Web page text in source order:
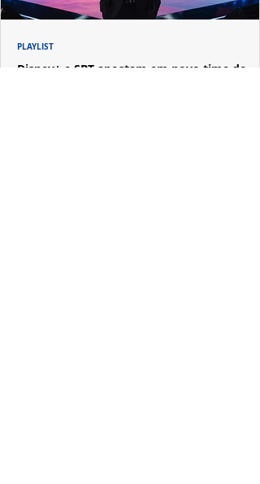
Disney+ e SBT apostam em novo time de
PLAYLIST